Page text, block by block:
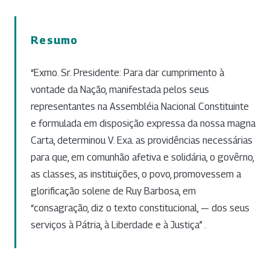
Resumo
“Exmo. Sr. Presidente: Para dar cumprimento à
vontade da Nação, manifestada pelos seus
representantes na Assembléia Nacional Constituinte
e formulada em disposição expressa da nossa magna
Carta, determinou V. Exa. as providências necessárias
para que, em comunhão afetiva e solidária, o govêrno,
as classes, as instituições, o povo, promovessem a
glorificação solene de Ruy Barbosa, em
“consagração, diz o texto constitucional, — dos seus
serviços à Pátria, à Liberdade e à Justiça” .